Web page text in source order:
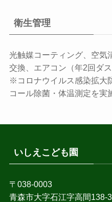
衛生管理
光触媒コーティング、空気
交換、エアコン（年2回ダ
※コロナウイルス感染拡大
コール除菌・体温測定を実
いしえこども園
〒038-0003
青森市大字石江字高間138-3